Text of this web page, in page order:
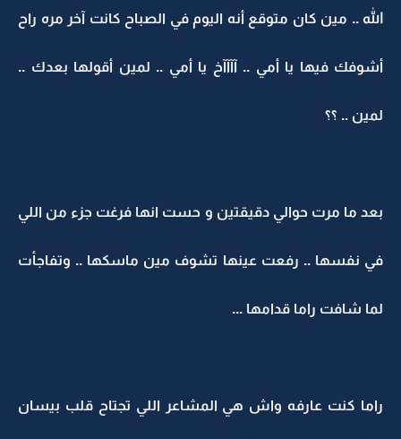
الله .. مين كان متوقع أنه اليوم في الصباح كانت آخر مره راح
أشوفك فيها يا أمي .. آآآآخ يا أمي .. لمين أقولها بعدك ..
لمين .. ؟؟
بعد ما مرت حوالي دقيقتين و حست انها فرغت جزء من اللي
في نفسها .. رفعت عينها تشوف مين ماسكها .. وتفاجأت
لما شافت راما قدامها ...
راما كنت عارفه واش هي المشاعر اللي تجتاح قلب بيسان